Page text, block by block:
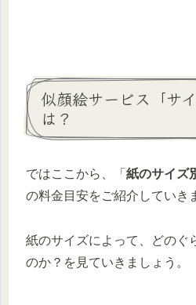
似顔絵サービス「サ
は？
ではここから、「 紙のサイズ
の料金目安をご紹介していき
紙のサイズによって、どのぐ
のか？を見ていきましょう。